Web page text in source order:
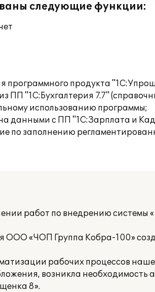
следующие функции:
программного продукта
ПП "1С:Бухгалтерия 7.7"
использованию программы;
данными с ПП "1С:Зарплата и
по заполнению
работ по внедрению
ООО «ЧОП Группа Кобра-100»
рабочих процессов
возникла необходимость
8».